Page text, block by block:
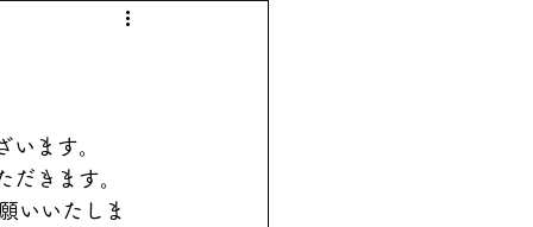
ます。
きます。
いいたしま